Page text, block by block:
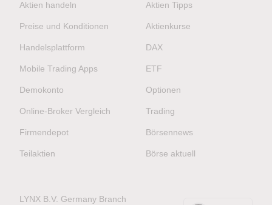
Aktien handeln
Preise und Konditionen
Handelsplattform
Mobile Trading Apps
Demokonto
Online-Broker Vergleich
Firmendepot
Teilaktien
Aktien Tipps
Aktienkurse
DAX
ETF
Optionen
Trading
Börsennews
Börse aktuell
LYNX B.V. Germany Branch